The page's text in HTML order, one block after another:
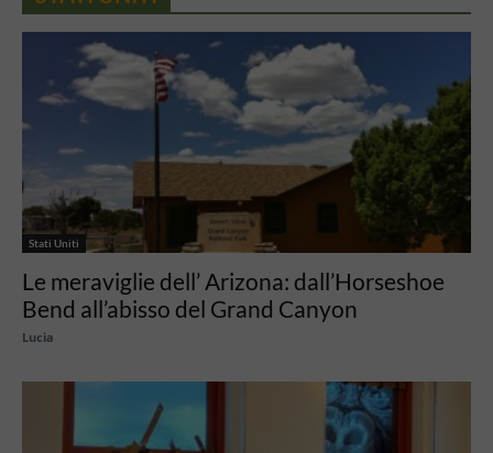
Stati Uniti
Le meraviglie dell’ Arizona: dall’Horseshoe
Bend all’abisso del Grand Canyon
Lucia